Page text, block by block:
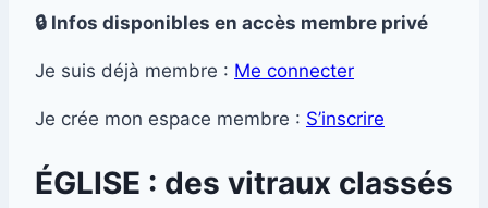
🔒 Infos disponibles en accès membre privé
Je suis déjà membre : Me connecter
Je crée mon espace membre : S’inscrire
ÉGLISE : des vitraux classés